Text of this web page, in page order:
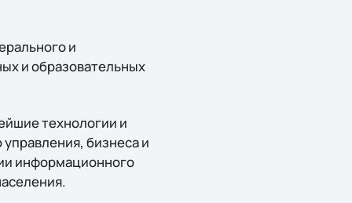
и
и образовательных
технологии и
бизнеса и
информационного